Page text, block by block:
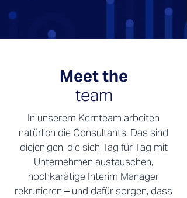
Meet the
team
In unserem Kernteam arbeiten
natürlich die Consultants. Das sind
diejenigen, die sich Tag für Tag mit
Unternehmen austauschen,
hochkarätige Interim Manager
rekrutieren – und dafür sorgen, dass